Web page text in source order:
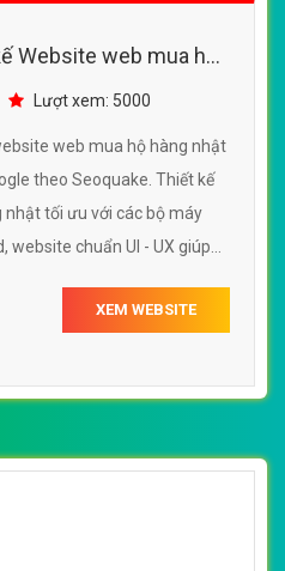
Website web mua hộ
Lượt xem: 5000
web mua hộ hàng nhật
theo Seoquake. Thiết kế
tối ưu với các bộ máy
website chuẩn UI - UX giúp
XEM WEBSITE